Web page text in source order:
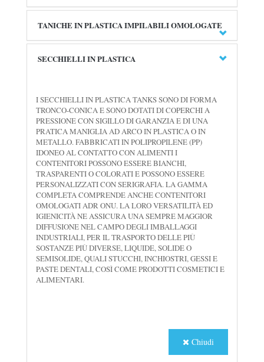
TANICHE IN PLASTICA IMPILABILI OMOLOGATE
SECCHIELLI IN PLASTICA
I SECCHIELLI IN PLASTICA TANKS SONO DI FORMA
TRONCO-CONICA E SONO DOTATI DI COPERCHI A
PRESSIONE CON SIGILLO DI GARANZIA E DI UNA
PRATICA MANIGLIA AD ARCO IN PLASTICA O IN
METALLO. FABBRICATI IN POLIPROPILENE (PP)
IDONEO AL CONTATTO CON ALIMENTI I
CONTENITORI POSSONO ESSERE BIANCHI,
TRASPARENTI O COLORATI E POSSONO ESSERE
PERSONALIZZATI CON SERIGRAFIA. LA GAMMA
COMPLETA COMPRENDE ANCHE CONTENITORI
OMOLOGATI ADR ONU. LA LORO VERSATILITÀ ED
IGIENICITÀ NE ASSICURA UNA SEMPRE MAGGIOR
DIFFUSIONE NEL CAMPO DEGLI IMBALLAGGI
INDUSTRIALI, PER IL TRASPORTO DELLE PIÙ
SOSTANZE PIÙ DIVERSE, LIQUIDE, SOLIDE O
SEMISOLIDE, QUALI STUCCHI, INCHIOSTRI, GESSI E
PASTE DENTALI, COSÌ COME PRODOTTI COSMETICI E
ALIMENTARI.
Chiudi